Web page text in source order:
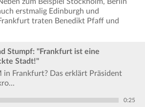
erstmalig Edinburgh und
traten Benedikt Pfaff und
Stumpf: "Frankfurt ist eine
Stadt!"
in Frankfurt? Das erklärt Präsident
0:25